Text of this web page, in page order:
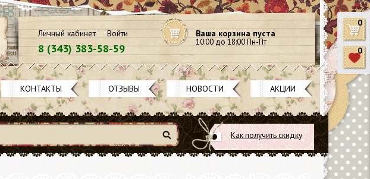
Ваша корзина пуста
10:00 до 18:00 Пн-Пт
Личный кабинет Войти
8 (343) 383-58-59
КОНТАКТЫ ОТЗЫВЫ НОВОСТИ АКЦИИ
Как получить скидку
Найти
0
0